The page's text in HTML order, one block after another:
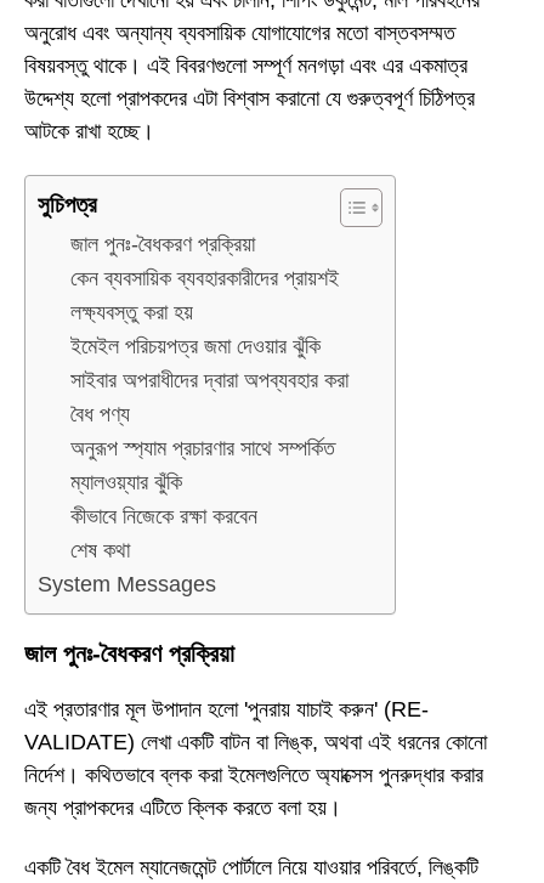
অনুরোধ এবং অন্যান্য ব্যবসায়িক যোগাযোগের মতো বাস্তবসম্মত
বিষয়বস্তু থাকে। এই বিবরণগুলো সম্পূর্ণ মনগড়া এবং এর একমাত্র
উদ্দেশ্য হলো প্রাপকদের এটা বিশ্বাস করানো যে গুরুত্বপূর্ণ চিঠিপত্র
আটকে রাখা হচ্ছে।
সুচিপত্র
জাল পুনঃ-বৈধকরণ প্রক্রিয়া
কেন ব্যবসায়িক ব্যবহারকারীদের প্রায়শই
লক্ষ্যবস্তু করা হয়
ইমেইল পরিচয়পত্র জমা দেওয়ার ঝুঁকি
সাইবার অপরাধীদের দ্বারা অপব্যবহার করা
বৈধ পণ্য
অনুরূপ স্প্যাম প্রচারণার সাথে সম্পর্কিত
ম্যালওয়্যার ঝুঁকি
কীভাবে নিজেকে রক্ষা করবেন
শেষ কথা
System Messages
জাল পুনঃ-বৈধকরণ প্রক্রিয়া
এই প্রতারণার মূল উপাদান হলো 'পুনরায় যাচাই করুন' (RE-
VALIDATE) লেখা একটি বাটন বা লিঙ্ক, অথবা এই ধরনের কোনো
নির্দেশ। কথিতভাবে ব্লক করা ইমেলগুলিতে অ্যাক্সেস পুনরুদ্ধার করার
জন্য প্রাপকদের এটিতে ক্লিক করতে বলা হয়।
একটি বৈধ ইমেল ম্যানেজমেন্ট পোর্টালে নিয়ে যাওয়ার পরিবর্তে, লিঙ্কটি